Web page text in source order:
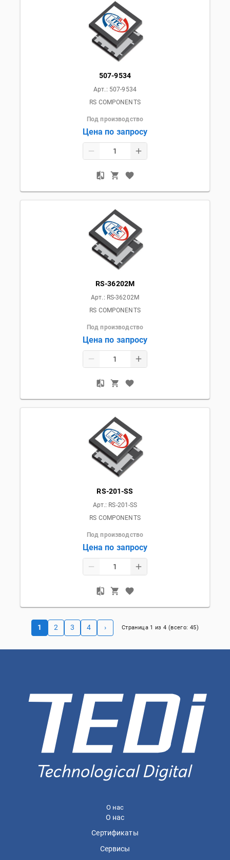
507-9534
Арт.: 507-9534
RS COMPONENTS
Под производство
Цена по запросу
RS-36202M
Арт.: RS-36202M
RS COMPONENTS
Под производство
Цена по запросу
RS-201-SS
Арт.: RS-201-SS
RS COMPONENTS
Под производство
Цена по запросу
1 2 3 4 › Страница 1 из4 (всего: 45)
О нас
О нас
Сертификаты
Сервисы